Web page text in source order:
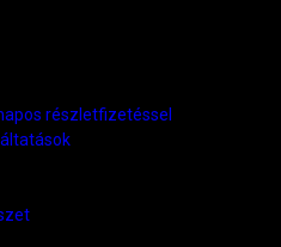
részletfizetéssel